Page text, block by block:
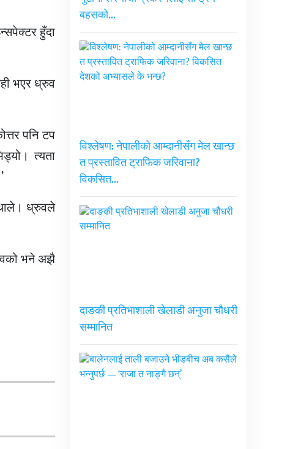
हुँदा
भएर ध्रुव
पनि टप
त्यता
ध्रुवले
भने अझै
बहसको…
विश्लेषण: नेपालीको आम्दानीसँग मेल खान्छ
त प्रस्तावित ट्राफिक जरिवाना?
विकसित…
दाङकी प्रतिभाशाली खेलाडी अनुजा चौधरी
सम्मानित